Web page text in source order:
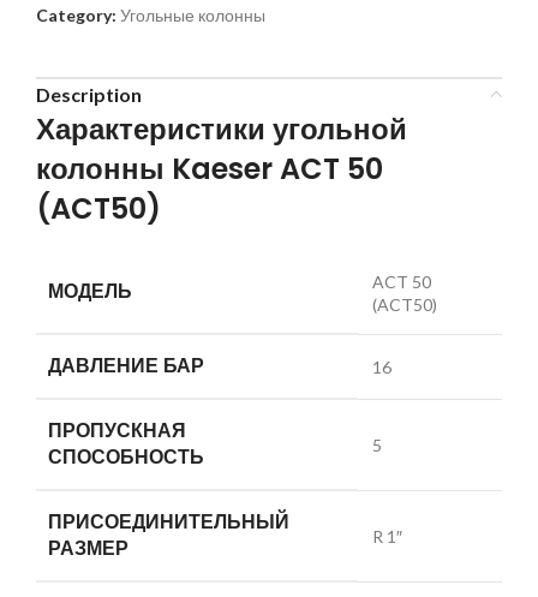
Category: Угольные колонны
Description
Характеристики угольной
колонны Kaeser ACT 50
(ACT50)
МОДЕЛЬ
ACT 50
(ACT50)
ДАВЛЕНИЕ БАР 16
ПРОПУСКНАЯ
СПОСОБНОСТЬ
5
ПРИСОЕДИНИТЕЛЬНЫЙ
РАЗМЕР
R 1″